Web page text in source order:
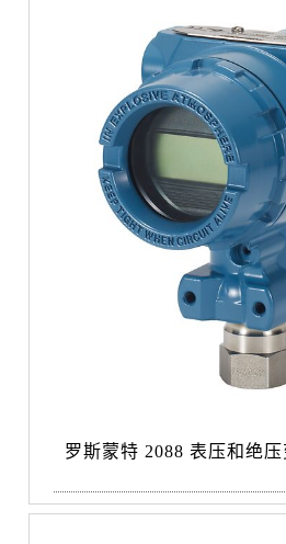
罗斯蒙特 2088 表压和绝